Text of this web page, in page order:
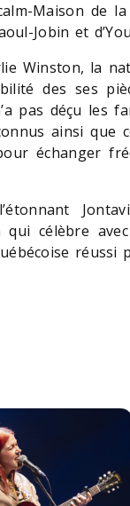
Maison de
Jobin et
Winston, la
des ses
pas déçu les
ainsi que
échanger
qui célèbre
réussi